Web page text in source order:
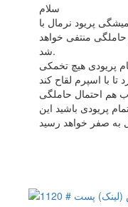
سلام
پریود نرمال با
منتفی خواهد
شد.
پریودی هیچ تخمکی
هم احتمال حاملگی
پریودی باشید این